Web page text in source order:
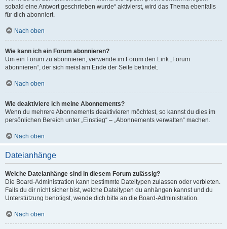
sobald eine Antwort geschrieben wurde“ aktivierst, wird das Thema ebenfalls
für dich abonniert.
Nach oben
Wie kann ich ein Forum abonnieren?
Um ein Forum zu abonnieren, verwende im Forum den Link „Forum
abonnieren“, der sich meist am Ende der Seite befindet.
Nach oben
Wie deaktiviere ich meine Abonnements?
Wenn du mehrere Abonnements deaktivieren möchtest, so kannst du dies im
persönlichen Bereich unter „Einstieg“ – „Abonnements verwalten“ machen.
Nach oben
Dateianhänge
Welche Dateianhänge sind in diesem Forum zulässig?
Die Board-Administration kann bestimmte Dateitypen zulassen oder verbieten.
Falls du dir nicht sicher bist, welche Dateitypen du anhängen kannst und du
Unterstützung benötigst, wende dich bitte an die Board-Administration.
Nach oben